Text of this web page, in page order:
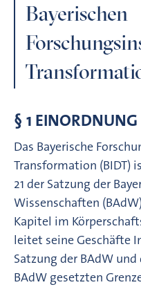
Bayerischen
§ 1 EINORDNUNG
Das Bayerische
Transformation (BIDT)
21 der Satzung der
Wissenschaften
Kapitel im
leitet seine Geschäfte
Satzung der BAdW
BAdW gesetzten